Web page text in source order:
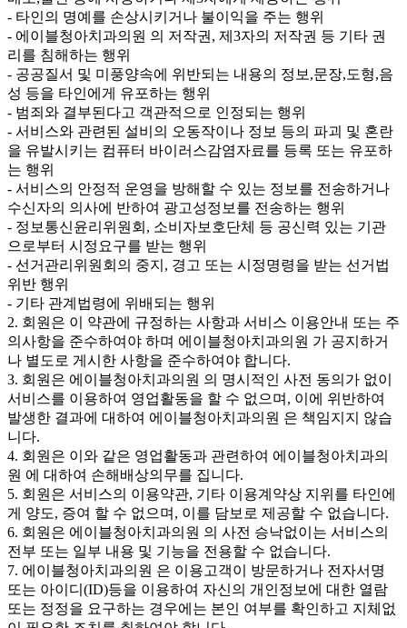
- 타인의 명예를 손상시키거나 불이익을 주는 행위
- 에이블청아치과의원 의 저작권, 제3자의 저작권 등 기타 권
리를 침해하는 행위
- 공공질서 및 미풍양속에 위반되는 내용의 정보,문장,도형,음
성 등을 타인에게 유포하는 행위
- 범죄와 결부된다고 객관적으로 인정되는 행위
- 서비스와 관련된 설비의 오동작이나 정보 등의 파괴 및 혼란
을 유발시키는 컴퓨터 바이러스감염자료를 등록 또는 유포하
는 행위
- 서비스의 안정적 운영을 방해할 수 있는 정보를 전송하거나
수신자의 의사에 반하여 광고성정보를 전송하는 행위
- 정보통신윤리위원회, 소비자보호단체 등 공신력 있는 기관
으로부터 시정요구를 받는 행위
- 선거관리위원회의 중지, 경고 또는 시정명령을 받는 선거법
위반 행위
- 기타 관계법령에 위배되는 행위
2. 회원은 이 약관에 규정하는 사항과 서비스 이용안내 또는 주
의사항을 준수하여야 하며 에이블청아치과의원 가 공지하거
나 별도로 게시한 사항을 준수하여야 합니다.
3. 회원은 에이블청아치과의원 의 명시적인 사전 동의가 없이
서비스를 이용하여 영업활동을 할 수 없으며, 이에 위반하여
발생한 결과에 대하여 에이블청아치과의원 은 책임지지 않습
니다.
4. 회원은 이와 같은 영업활동과 관련하여 에이블청아치과의
원 에 대하여 손해배상의무를 집니다.
5. 회원은 서비스의 이용약관, 기타 이용계약상 지위를 타인에
게 양도, 증여 할 수 없으며, 이를 담보로 제공할 수 없습니다.
6. 회원은 에이블청아치과의원 의 사전 승낙없이는 서비스의
전부 또는 일부 내용 및 기능을 전용할 수 없습니다.
7. 에이블청아치과의원 은 이용고객이 방문하거나 전자서명
또는 아이디(ID)등을 이용하여 자신의 개인정보에 대한 열람
또는 정정을 요구하는 경우에는 본인 여부를 확인하고 지체없